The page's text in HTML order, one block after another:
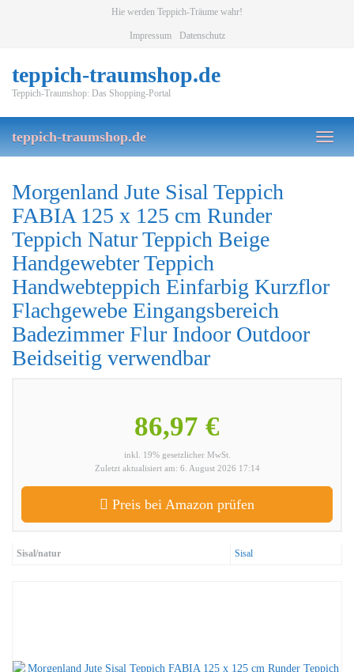
Hie werden Teppich-Träume wahr!
Impressum Datenschutz
teppich-traumshop.de
Teppich-Traumshop: Das Shopping-Portal
Toggle
teppich-traumshop.de
Morgenland Jute Sisal Teppich
FABIA 125 x 125 cm Runder
Teppich Natur Teppich Beige
Handgewebter Teppich
Handwebteppich Einfarbig Kurzflor
Flachgewebe Eingangsbereich
Badezimmer Flur Indoor Outdoor
Beidseitig verwendbar
86,97 €
inkl. 19% gesetzlicher MwSt.
Zuletzt aktualisiert am: 6. August 2026 17:14
Preis bei Amazon prüfen
Sisal/natur Sisal